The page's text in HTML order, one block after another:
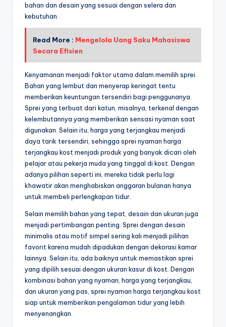
bahan dan desain yang sesuai dengan selera dan
kebutuhan.
Read More : Mengelola Uang Saku Mahasiswa
Secara Efisien
Kenyamanan menjadi faktor utama dalam memilih sprei.
Bahan yang lembut dan menyerap keringat tentu
memberikan keuntungan tersendiri bagi penggunanya.
Sprei yang terbuat dari katun, misalnya, terkenal dengan
kelembutannya yang memberikan sensasi nyaman saat
digunakan. Selain itu, harga yang terjangkau menjadi
daya tarik tersendiri, sehingga sprei nyaman harga
terjangkau kost menjadi produk yang banyak dicari oleh
pelajar atau pekerja muda yang tinggal di kost. Dengan
adanya pilihan seperti ini, mereka tidak perlu lagi
khawatir akan menghabiskan anggaran bulanan hanya
untuk membeli perlengkapan tidur.
Selain memilih bahan yang tepat, desain dan ukuran juga
menjadi pertimbangan penting. Sprei dengan desain
minimalis atau motif simpel sering kali menjadi pilihan
favorit karena mudah dipadukan dengan dekorasi kamar
lainnya. Selain itu, ada baiknya untuk memastikan sprei
yang dipilih sesuai dengan ukuran kasur di kost. Dengan
kombinasi bahan yang nyaman, harga yang terjangkau,
dan ukuran yang pas, sprei nyaman harga terjangkau kost
siap untuk memberikan pengalaman tidur yang lebih
menyenangkan.